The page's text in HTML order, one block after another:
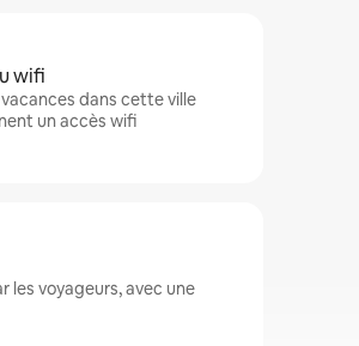
wifi
dans cette ville
un accès wifi
les voyageurs, avec une